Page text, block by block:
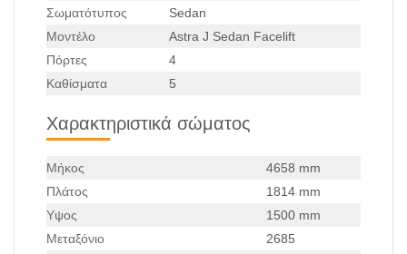
Σωματότυπος
Sedan
Μοντέλο
Astra J Sedan Facelift
Πόρτες
4
Καθίσματα
5
Χαρακτηριστικά σώματος
Μήκος
4658 mm
Πλάτος
1814 mm
Υψος
1500 mm
Μεταξόνιο
2685